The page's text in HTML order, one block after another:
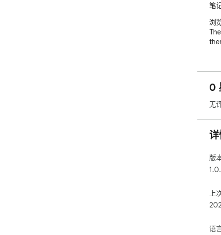
笔
浏
0
无
版
上
语